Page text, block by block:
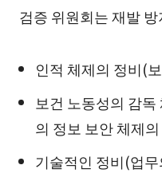
검증 위원회는 재발
인적 체제의 정비(
보건 노동성의 감
의 정보 보안 체제
기술적인 정비(업